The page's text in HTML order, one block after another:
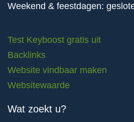
Weekend & feestdagen:
Test Keyboost gratis uit
Backlinks
Website vindbaar maken
Websitewaarde
Wat zoekt u?